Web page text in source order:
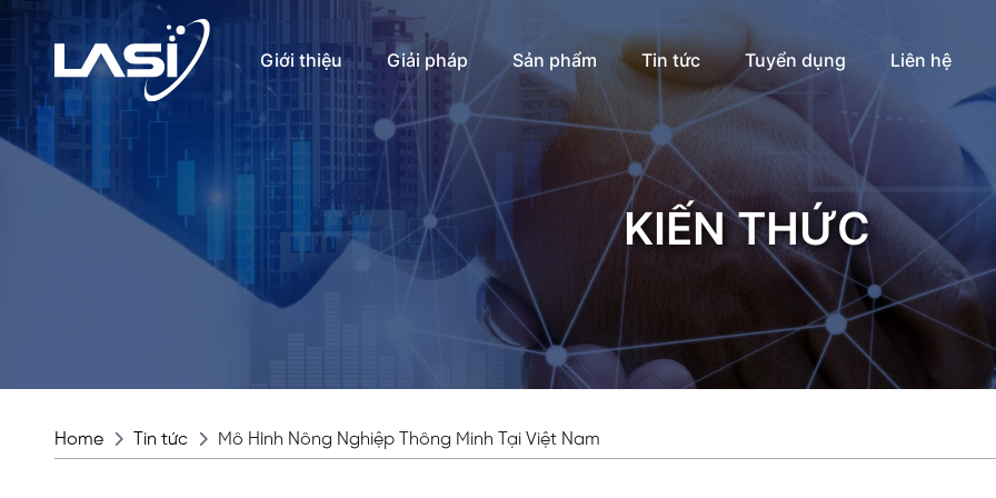
Giới thiệu Giải pháp Sản phẩm Tin tức Tuyển dụng Liên hệ
KIẾN THỨC
Home Tin tức Mô Hình Nông Nghiệp Thông Minh Tại Việt Nam